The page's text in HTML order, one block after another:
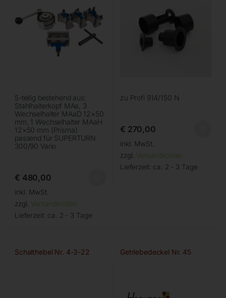
5-teilig bestehend aus:
Stahlhalterkopf MAa, 3
Wechselhalter MAaD 12×50
mm, 1 Wechselhalter MAaH
12×50 mm (Prisma)
passend für SUPERTURN
300/90 Vario
€ 480,00
inkl. MwSt.
zzgl. Versandkosten
Lieferzeit: ca. 2 - 3 Tage
zu Profi 914/150 N
€ 270,00
inkl. MwSt.
zzgl. Versandkosten
Lieferzeit: ca. 2 - 3 Tage
Schalthebel Nr. 4-3-22 Getriebedeckel Nr. 45